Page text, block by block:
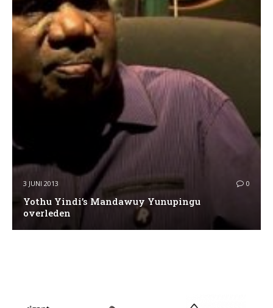
3 JUNI 2013 0
Yothu Yindi’s Mandawuy Yunupingu
overleden